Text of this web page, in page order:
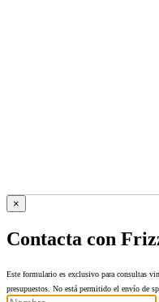
×
Contacta con
Este formulario es exclusivo para consultas
presupuestos. No está permitido el envío de